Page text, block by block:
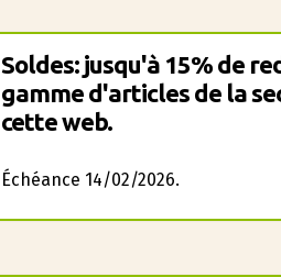
Soldes: jusqu'à 15% de
gamme d'articles de la
cette web.
Échéance 14/02/2026.